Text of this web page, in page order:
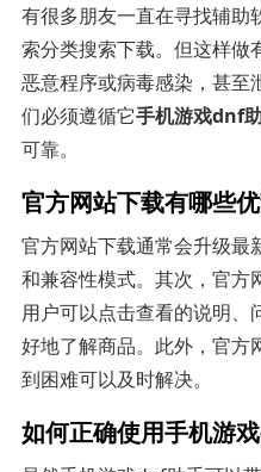
有很多朋友一直在寻找辅助
索分类搜索下载。但这样做
恶意程序或病毒感染，甚至
们必须遵循它手机游戏dnf
可靠。
官方网站下载有哪些
官方网站下载通常会升级最
和兼容性模式。其次，官方
用户可以点击查看的说明、
好地了解商品。此外，官方
到困难可以及时解决。
如何正确使用手机游